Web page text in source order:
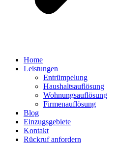
Home
Leistungen
Entrümpelung
Haushaltsauflösung
Wohnungsauflösung
Firmenauflösung
Blog
Einzugsgebiete
Kontakt
Rückruf anfordern